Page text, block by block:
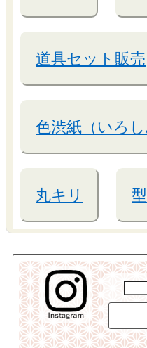
道具セット販売
色渋紙（いろし
丸キリ